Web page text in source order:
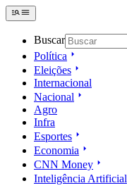
Buscar
Política
Eleições
Internacional
Nacional
Agro
Infra
Esportes
Economia
CNN Money
Inteligência Artificial